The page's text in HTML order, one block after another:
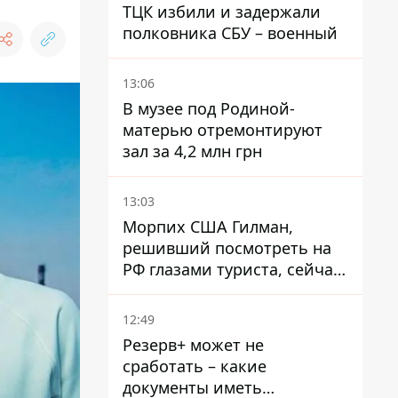
ТЦК избили и задержали
полковника СБУ – военный
13:06
В музее под Родиной-
матерью отремонтируют
зал за 4,2 млн грн
13:03
Морпих США Гилман,
решивший посмотреть на
РФ глазами туриста, сейчас
при смерти в тюрьме, где
его пытали и делали
12:49
Резерв+ может не
сработать – какие
документы иметь